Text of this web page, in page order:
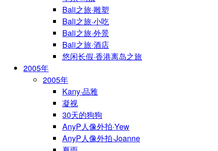
Bali之旅·雕塑
Bali之旅·小吃
Bali之旅·外景
Bali之旅·酒店
悠闲长假·香港离岛之旅
2005年
2005年
Kany·品雅
凝视
30天的狗狗
AnyP人像外拍·Yew
AnyP人像外拍·Joanne